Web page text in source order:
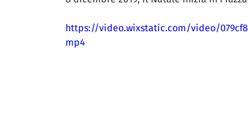
https://video.wixstatic.com/video/
mp4